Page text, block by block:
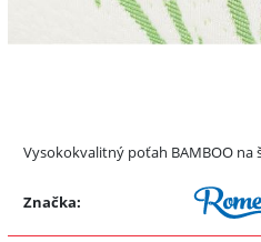
Vysokokvalitný poťah BAMBOO
Značka: